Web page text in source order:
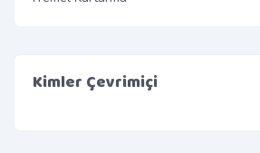
Kimler Çevrimiçi